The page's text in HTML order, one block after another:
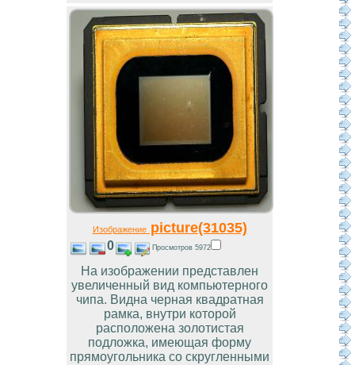
Изображениеpicture(31035)
0 Просмотров 5972
На изображении представлен
увеличенный вид компьютерного
чипа. Видна черная квадратная
рамка, внутри которой
расположена золотистая
подложка, имеющая форму
прямоугольника со скругленными